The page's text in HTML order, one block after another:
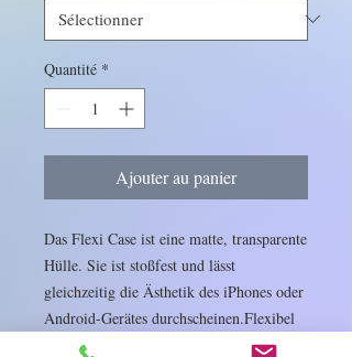
Quantité *
Ajouter au panier
Das Flexi Case ist eine matte, transparente
Hülle. Sie ist stoßfest und lässt
gleichzeitig die Ästhetik des iPhones oder
Android-Gerätes durchscheinen.Flexibel
und reißfestLanglebige SchutzschichtMatt